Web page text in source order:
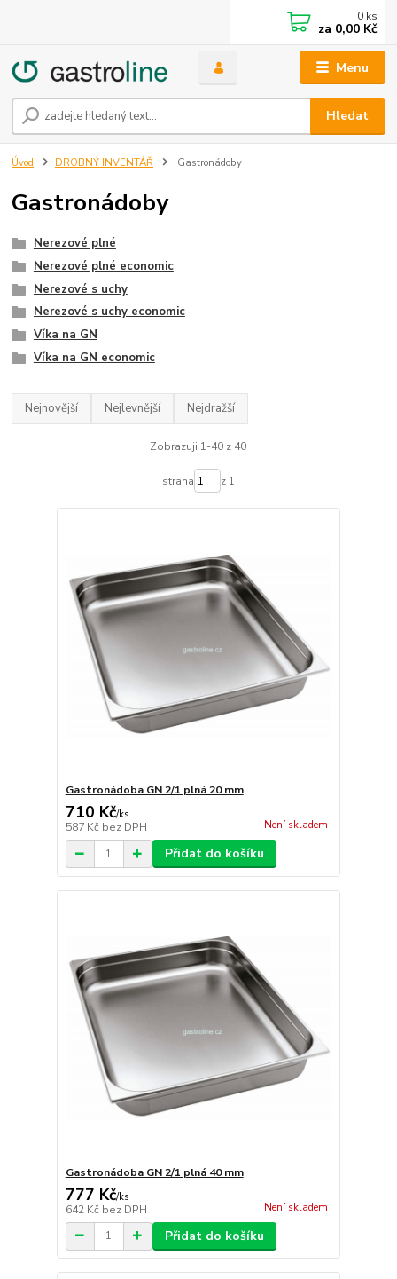
Menu
Hledat
0 ks
za 0,00 Kč
Úvod DROBNÝ INVENTÁŘ Gastronádoby
Gastronádoby
Nerezové plné
Nerezové plné economic
Nerezové s uchy
Nerezové s uchy economic
Víka na GN
Víka na GN economic
Nejnovější Nejlevnější Nejdražší
Zobrazuji 1-40 z 40
strana z 1
Gastronádoba GN 2/1 plná 20 mm
710 Kč/ks
587 Kč bez DPH Není skladem
Přidat do košíku
Gastronádoba GN 2/1 plná 40 mm
777 Kč/ks
642 Kč bez DPH Není skladem
Přidat do košíku